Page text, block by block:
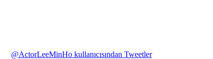
@ActorLeeMinHo kullanıcısından Tweetler